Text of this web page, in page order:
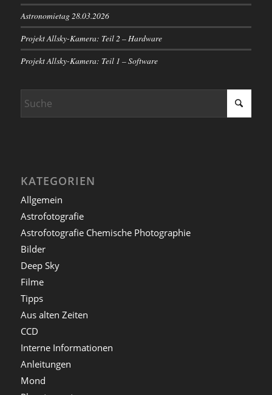
Astronomietag 28.03.2026
Projekt Allsky-Kamera: Teil 2 – Hardware
Projekt Allsky-Kamera: Teil 1 – Software
KATEGORIEN
Allgemein
Astrofotografie
Astrofotografie Chemische Photographie
Bilder
Deep Sky
Filme
Tipps
Aus alten Zeiten
CCD
Interne Informationen
Anleitungen
Mond